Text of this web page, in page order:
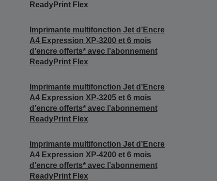
ReadyPrint Flex
Imprimante multifonction Jet d’Encre
A4 Expression XP-3200 et 6 mois
d’encre offerts* avec l’abonnement
ReadyPrint Flex
Imprimante multifonction Jet d’Encre
A4 Expression XP-3205 et 6 mois
d’encre offerts* avec l’abonnement
ReadyPrint Flex
Imprimante multifonction Jet d’Encre
A4 Expression XP-4200 et 6 mois
d’encre offerts* avec l’abonnement
ReadyPrint Flex